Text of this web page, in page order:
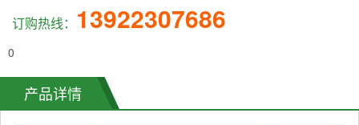
订购热线： 13922307686
0
产品详情